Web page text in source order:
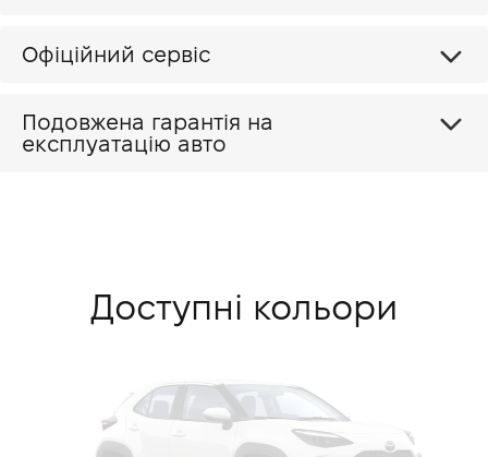
Офіційний сервіс
Подовжена гарантія на
експлуатацію авто
Доступні кольори